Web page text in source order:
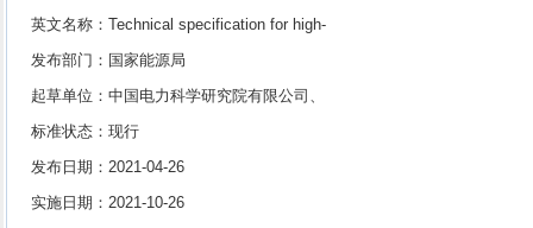
术规范
英文名称：Technical specification for high-
frequency partial discharge live-testing
detector
发布部门：国家能源局
起草单位：中国电力科学研究院有限公司、
国网北京市电力公司、国网北京市电力公司
电力科学研究院、国网湖北省电力有限公司
电力科学研究院、国网江苏省电力有限公司
标准状态：现行
发布日期：2021-04-26
实施日期：2021-10-26